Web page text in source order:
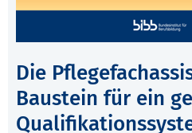
Die
Baustein für ein